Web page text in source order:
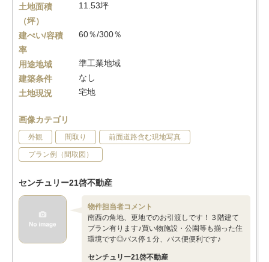
土地面積
（坪）
11.53坪
建ぺい/容積
率
60％/300％
用途地域
準工業地域
建築条件
なし
土地現況
宅地
画像カテゴリ
外観 間取り 前面道路含む現地写真
プラン例（間取図）
センチュリー21啓不動産
物件担当者コメント
南西の角地、更地でのお引渡しです！３階建て
プラン有ります♪買い物施設・公園等も揃った住
環境です◎バス停１分、バス便便利です♪
センチュリー21啓不動産